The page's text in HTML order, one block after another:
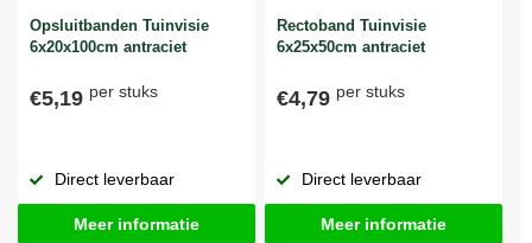
Opsluitbanden Tuinvisie
6x20x100cm antraciet
€5,19 per stuks
Direct leverbaar
Meer informatie
Rectoband Tuinvisie
6x25x50cm antraciet
€4,79 per stuks
Direct leverbaar
Meer informatie